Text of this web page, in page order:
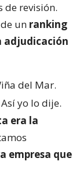
de revisión.
un ranking
adjudicación
del Mar.
Así yo lo dije.
era la
empresa que